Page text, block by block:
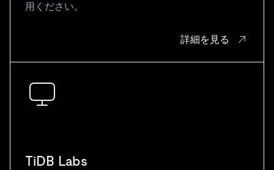
用ください。
詳細を見る
TiDB Labs